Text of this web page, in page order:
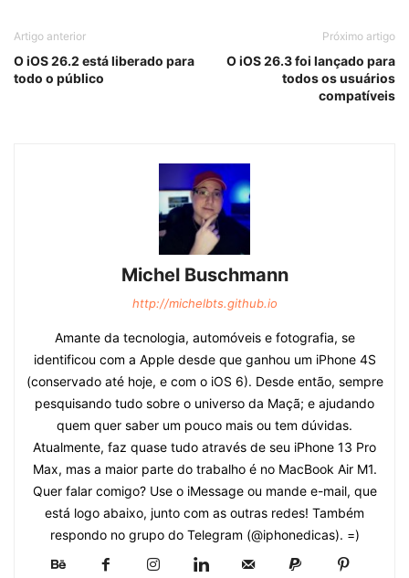
Artigo anterior
O iOS 26.2 está liberado para
todo o público
Próximo artigo
O iOS 26.3 foi lançado para
todos os usuários
compatíveis
Michel Buschmann
http://michelbts.github.io
Amante da tecnologia, automóveis e fotografia, se
identificou com a Apple desde que ganhou um iPhone 4S
(conservado até hoje, e com o iOS 6). Desde então, sempre
pesquisando tudo sobre o universo da Maçã; e ajudando
quem quer saber um pouco mais ou tem dúvidas.
Atualmente, faz quase tudo através de seu iPhone 13 Pro
Max, mas a maior parte do trabalho é no MacBook Air M1.
Quer falar comigo? Use o iMessage ou mande e-mail, que
está logo abaixo, junto com as outras redes! Também
respondo no grupo do Telegram (@iphonedicas). =)